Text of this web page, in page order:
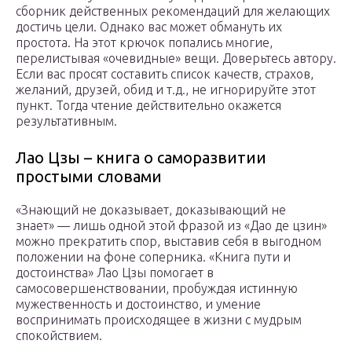
сборник действенных рекомендаций для желающих
достичь цели. Однако вас может обмануть их
простота. На этот крючок попались многие,
перелистывая «очевидные» вещи. Доверьтесь автору.
Если вас просят составить список качеств, страхов,
желаний, друзей, обид и т.д., не игнорируйте этот
пункт. Тогда чтение действительно окажется
результативным.
Лао Цзы – книга о саморазвитии
простыми словами
«Знающий не доказывает, доказывающий не
знает» — лишь одной этой фразой из «Дао де цзин»
можно прекратить спор, выставив себя в выгодном
положении на фоне соперника. «Книга пути и
достоинства» Лао Цзы помогает в
самосовершенствовании, пробуждая истинную
мужественность и достоинство, и умение
воспринимать происходящее в жизни с мудрым
спокойствием.